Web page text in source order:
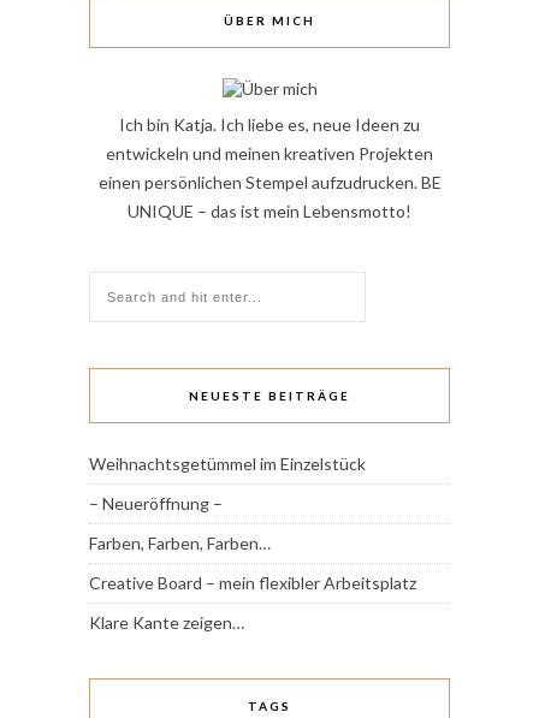
ÜBER MICH
Ich bin Katja. Ich liebe es, neue Ideen zu
entwickeln und meinen kreativen Projekten
einen persönlichen Stempel aufzudrucken. BE
UNIQUE – das ist mein Lebensmotto!
NEUESTE BEITRÄGE
Weihnachtsgetümmel im Einzelstück
– Neueröffnung –
Farben, Farben, Farben…
Creative Board – mein flexibler Arbeitsplatz
Klare Kante zeigen…
TAGS